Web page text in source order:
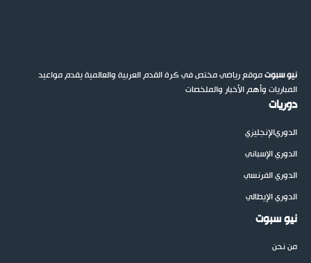
نيو سبوتموقع رياضي مختص في كرة القدم العربية والعالمية يقدم مواعيد
المباريات وأهم الأخبار والملخصات
دوريات
الدوريالإنجليزي
الدوري الإسباني
الدوري الفرنسي
الدوري الإيطالي
نيو سبوت
من نحن